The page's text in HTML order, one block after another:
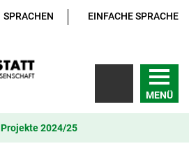
SPRACHEN EINFACHE SPRACHE
MENÜ
Projekte 2024/25